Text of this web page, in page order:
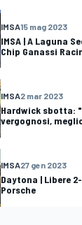
IMSA15 mag 2023
IMSA | A Laguna
Chip Ganassi
IMSA2 mar 2023
Hardwick sbotta:
vergognosi,
IMSA27 gen 2023
Daytona | Libere
Porsche